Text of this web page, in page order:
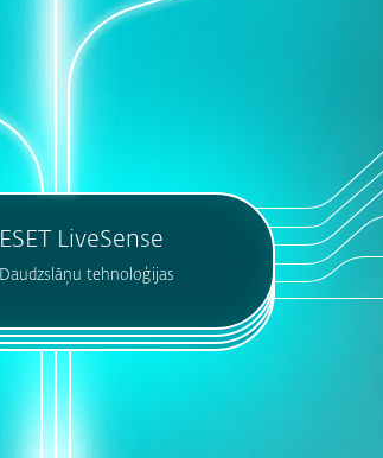
ESET LiveSense
Daudzslāņu tehnoloģijas